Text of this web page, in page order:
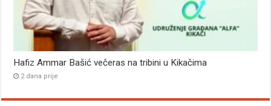
Hafiz Ammar Bašić večeras na tribini u Kikačima
2 dana prije